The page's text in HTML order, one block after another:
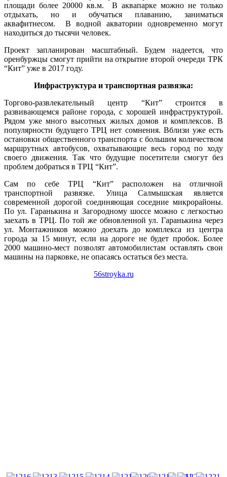
площади более 20000 кв.м. В аквапарке можно не только
отдыхать, но и обучаться плаванию, заниматься
аквафитнесом. В водной акватории одновременно могут
находиться до тысячи человек.
Проект запланирован масштабный. Будем надеется, что
оренбуржцы смогут прийти на открытие второй очереди ТРК
“Кит” уже в 2017 году.
Инфраструктура и транспортная развязка:
Торгово-развлекательный центр “Кит” строится в
развивающемся районе города, с хорошей инфраструктурой.
Рядом уже много высотных жилых домов и комплексов. В
популярности будущего ТРЦ нет сомнения. Вблизи уже есть
остановки общественного транспорта с большим количеством
маршрутных автобусов, охватывающие весь город по ходу
своего движения. Так что будущие посетители смогут без
проблем добраться в ТРЦ “Кит”.
Сам по себе ТРЦ “Кит” расположен на отличной
транспортной развязке. Улица Салмышская является
современной дорогой соединяющая соседние микрорайоны.
По ул. Гаранькина и Загородному шоссе можно с легкостью
заехать в ТРЦ. По той же обновленной ул. Гаранькина через
ул. Монтажников можно доехать до комплекса из центра
города за 15 минут, если на дороге не будет пробок. Более
2000 машино-мест позволят автомобилистам оставлять свои
машины на парковке, не опасаясь остаться без места.
56stroyka.ru